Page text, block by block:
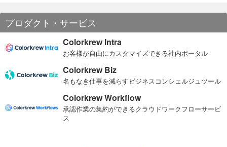
今回ご用意した万かつのかつサンド、絶品でしたよ（＾◇＾）
ード、1億円の資金調達を達成
同2012年に世界8カ国でクリエイティブ制作を行う
Sportier, LLC.及びただ肉, LLC.を日本国内で創業し両社
の代表を務める
域での技術顧問としてアドバイスをする傍ら、大学・専
門学校でのゲスト講演も行っている。
Facebook
おわりに
プロダクト・サービス
Colorkrew Intra
お客様が自由にカスタマイズできる社内ポータル
Colorkrew Biz
名もなき仕事を減らすビジネスコンシェルジュツール
Colorkrew Workflow
承認作業の集約ができるクラウドワークフローサービ
ス